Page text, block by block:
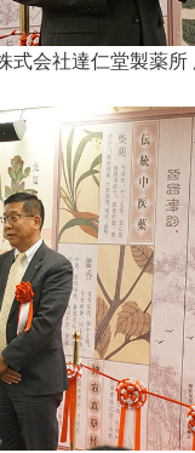
式会社達仁堂製薬所